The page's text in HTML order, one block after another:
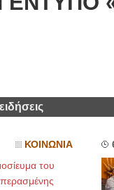
ΚΟΙΝΩΝΙΑ
του